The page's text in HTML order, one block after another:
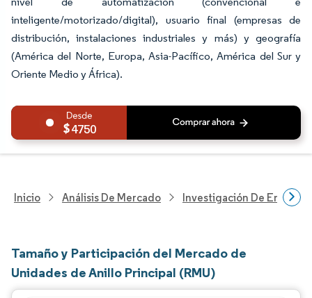
inteligente/motorizado/digital), usuario final (empresas de
distribución, instalaciones industriales y más) y geografía
(América del Norte, Europa, Asia-Pacífico, América del Sur y
Oriente Medio y África).
4750
Inicio Análisis De Mercado Investigación De Energía
Tamaño y Participación del Mercado de
Unidades de Anillo Principal (RMU)